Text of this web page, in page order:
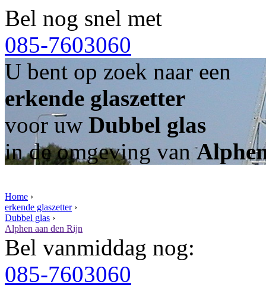
Bel nog snel met
085-7603060
U bent op zoek naar een
erkende glaszetter
voor uw Dubbel glas
in de omgeving van
Home ›
erkende glaszetter›
Dubbel glas ›
Alphen aan den Rijn
Bel vanmiddag nog:
085-7603060